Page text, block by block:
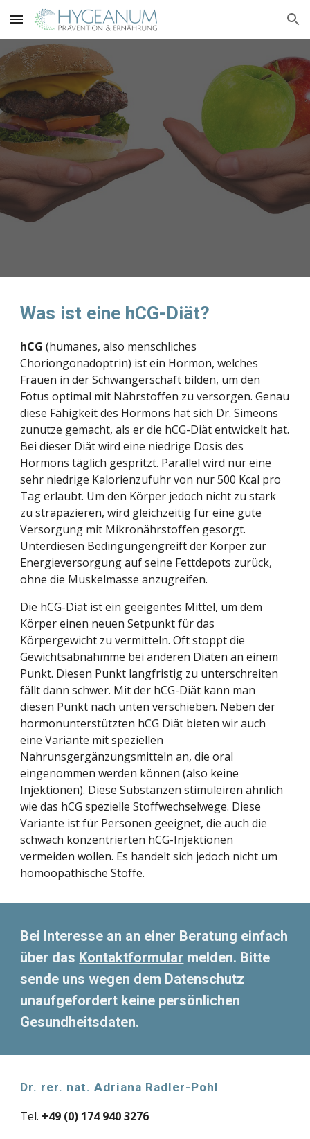
Skip to main content Skip to navigation
Was ist eine hCG-Diät?
hCG (humanes, also menschliches
Choriongonadoptrin) ist ein Hormon, welches
Frauen in der Schwangerschaft bilden, um den
Fötus optimal mit Nährstoffen zu versorgen. Genau
diese Fähigkeit des Hormons hat sich Dr. Simeons
zunutze gemacht, als er die hCG-Diät entwickelt hat.
Bei dieser Diät wird eine niedrige Dosis des
Hormons täglich gespritzt. Parallel wird nur eine
sehr niedrige Kalorienzufuhr von nur 500 Kcal pro
Tag erlaubt. Um den Körper jedoch nicht zu stark
zu strapazieren, wird gleichzeitig für eine gute
Versorgung mit Mikronährstoffen gesorgt.
Unterdiesen Bedingungengreift der Körper zur
Energieversorgung auf seine Fettdepots zurück,
ohne die Muskelmasse anzugreifen.
Die hCG-Diät ist ein geeigentes Mittel, um dem
Körper einen neuen Setpunkt für das
Körpergewicht zu vermitteln. Oft stoppt die
Gewichtsabnahmme bei anderen Diäten an einem
Punkt. Diesen Punkt langfristig zu unterschreiten
fällt dann schwer. Mit der hCG-Diät kann man
diesen Punkt nach unten verschieben. Neben der
hormonunterstützten hCG Diät bieten wir auch
eine Variante mit speziellen
Nahrunsgergänzungsmitteln an, die oral
eingenommen werden können (also keine
Injektionen). Diese Substanzen stimuleiren ähnlich
wie das hCG spezielle Stoffwechselwege. Diese
Variante ist für Personen geeignet, die auch die
schwach konzentrierten hCG-Injektionen
vermeiden wollen. Es handelt sich jedoch nicht um
homöopathische Stoffe.
Bei Interesse an an einer Beratung einfach
über das Kontaktformular melden. Bitte
sende uns wegen dem Datenschutz
unaufgefordert keine persönlichen
Gesundheitsdaten.
Dr. rer. nat. Adriana Radler-Pohl
Tel. +49 (0) 174 940 3276